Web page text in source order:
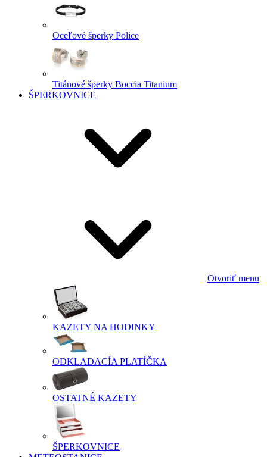
Oceľové šperky Police
Titánové šperky Boccia Titanium
ŠPERKOVNICE
Otvoriť menu
KAZETY NA HODINKY
ODKLADACÍA PLATÍČKA
OSTATNÉ KAZETY
ŠPERKOVNICE